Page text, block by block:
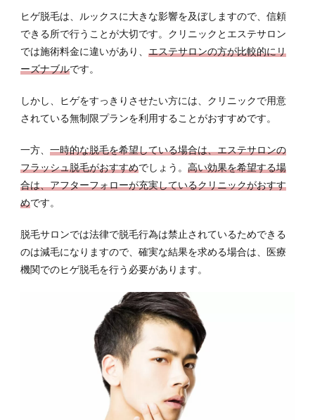
ヒゲ脱毛は、ルックスに大きな影響を及ぼしますので、信頼
できる所で行うことが大切です。クリニックとエステサロン
では施術料金に違いがあり、 エステサロンの方が比較的にリ
ーズナブルです。
しかし、ヒゲをすっきりさせたい方には、クリニックで用意
されている無制限プランを利用することがおすすめです。
一方、 一時的な脱毛を希望している場合は、エステサロンの
フラッシュ脱毛がおすすめでしょう。 高い効果を希望する場
合は、アフターフォローが充実しているクリニックがおすす
めです。
脱毛サロンでは法律で脱毛行為は禁止されているためできる
のは減毛になりますので、確実な結果を求める場合は、医療
機関でのヒゲ脱毛を行う必要があります。